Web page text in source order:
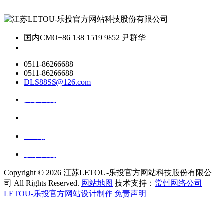
国内CMO+86 138 1519 9852 尹群华
0511-86266688
0511-86266688
DLS88SS@126.com
Copyright © 2026 江苏LETOU-乐投官方网站科技股份有限公
司 All Rights Reserved. 网站地图 技术支持： 常州网络公司
LETOU-乐投官方网站设计制作 免责声明